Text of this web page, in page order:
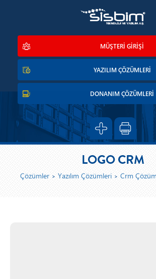
MÜŞTERİ GİRİŞİ
YAZILIM ÇÖZÜMLERİ
DONANIM ÇÖZÜMLERİ
LOGO CRM
Çözümler Yazılım Çözümleri Crm